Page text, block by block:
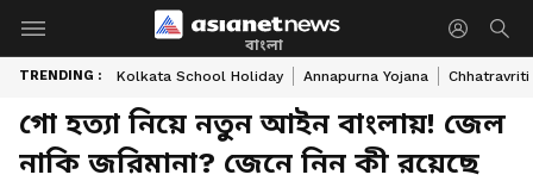
বাংলা
TRENDING : Kolkata School Holiday Annapurna Yojana Chhatravriti
গো হত্যা নিয়ে নতুন আইন বাংলায়! জেল
নাকি জরিমানা? জেনে নিন কী রয়েছে